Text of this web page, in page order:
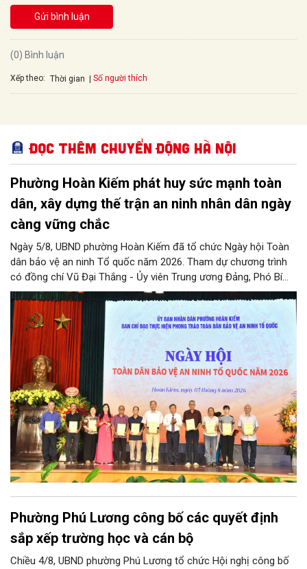
Gửi bình luận
(0) Bình luận
Xếp theo: Thời gian Số người thích
Đọc thêm Chuyển động Hà Nội
Phường Hoàn Kiếm phát huy sức mạnh toàn
dân, xây dựng thế trận an ninh nhân dân ngày
càng vững chắc
Ngày 5/8, UBND phường Hoàn Kiếm đã tổ chức Ngày hội Toàn
dân bảo vệ an ninh Tổ quốc năm 2026. Tham dự chương trình
có đồng chí Vũ Đại Thắng - Ủy viên Trung ương Đảng, Phó Bí
thư Thành ủy, Chủ tịch UBND thành phố; Đại tá Nguyễn Tiến Đạt,
Ủy viên Ban Thường vụ Đảng ủy, Phó Giám đốc Công an thành
phố Hà Nội, cùng dự có các đồng chí đại diện lãnh đạo các Sở,
ban, ngành thuộc Thành phố Hà Nội, các phòng nghiệp vụ Công
an Thành phố Hà Nội.
Phường Phú Lương công bố các quyết định
sắp xếp trường học và cán bộ
Chiều 4/8, UBND phường Phú Lương tổ chức Hội nghị công bố